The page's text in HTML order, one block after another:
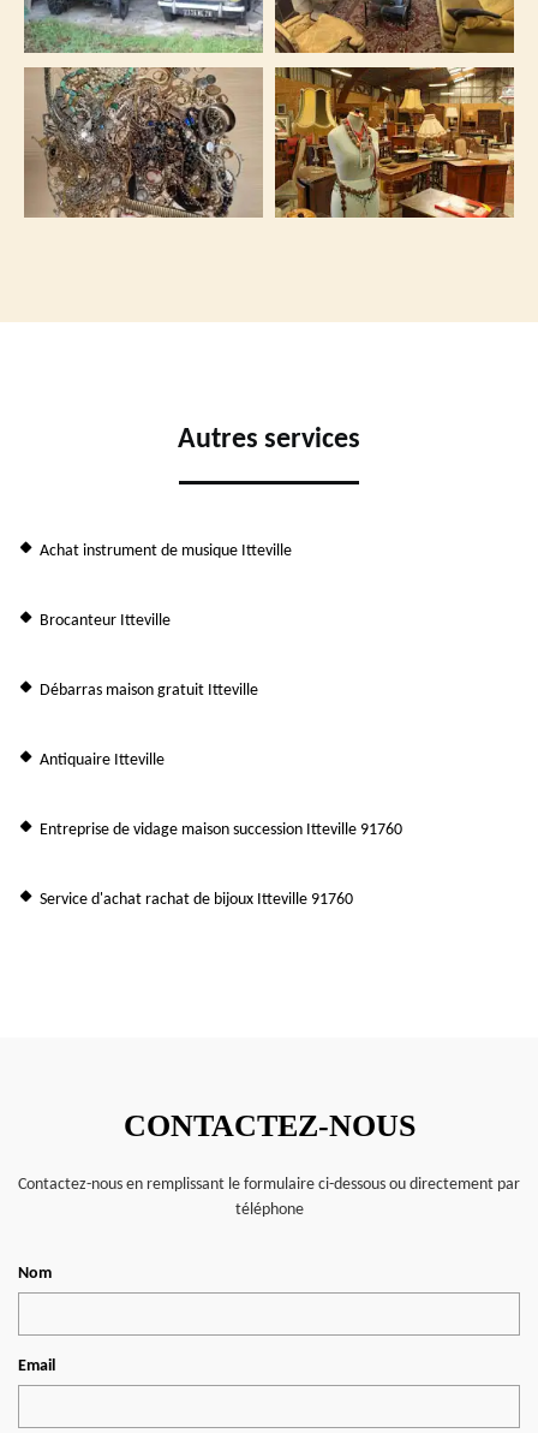
Autres services
Achat instrument de musique Itteville
Brocanteur Itteville
Débarras maison gratuit Itteville
Antiquaire Itteville
Entreprise de vidage maison succession Itteville 91760
Service d'achat rachat de bijoux Itteville 91760
CONTACTEZ-NOUS
Contactez-nous en remplissant le formulaire ci-dessous ou directement par
téléphone
Nom
Email